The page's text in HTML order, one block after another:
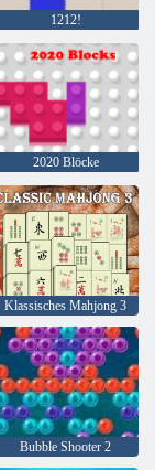
1212!
2020 Blöcke
Klassisches Mahjong 3
Bubble Shooter 2